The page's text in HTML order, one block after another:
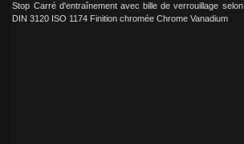
Stop Carré d'entraînement avec bille de verrouillage selon
DIN 3120 ISO 1174 Finition chromée Chrome Vanadium